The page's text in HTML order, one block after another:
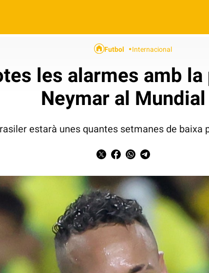
Futbol Internacional
les alarmes amb la
Neymar al Mundial
estarà unes quantes setmanes de baixa